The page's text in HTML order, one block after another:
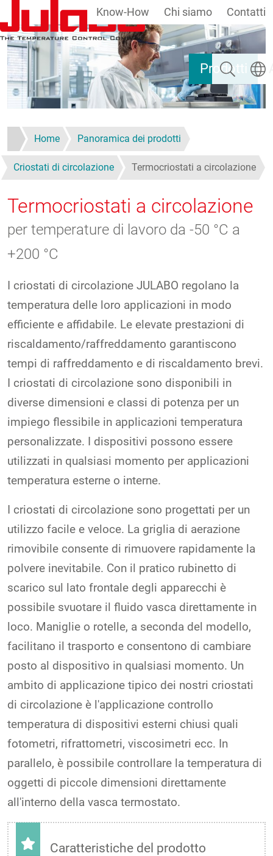
Salta al contenuto principale
Prodotti
Know-How Chi siamo Contatti
Ricerca
Home Panoramica dei prodotti
Criostati di circolazione Termocriostati a circolazione
Termocriostati a circolazione
per temperature di lavoro da -50 °C a
+200 °C
I criostati di circolazione JULABO regolano la
temperatura delle loro applicazioni in modo
efficiente e affidabile. Le elevate prestazioni di
riscaldamento/raffreddamento garantiscono
tempi di raffreddamento e di riscaldamento brevi.
I criostati di circolazione sono disponibili in
diverse dimensioni e classi di potenza per un
impiego flessibile in applicazioni temperatura
personalizzate. I dispositivi possono essere
utilizzati in qualsiasi momento per applicazioni
temperatura esterne o interne.
I criostati di circolazione sono progettati per un
utilizzo facile e veloce. La griglia di aerazione
rimovibile consente di rimuovere rapidamente la
polvere inevitabile. Con il pratico rubinetto di
scarico sul lato frontale degli apparecchi è
possibile svuotare il fluido vasca direttamente in
loco. Maniglie o rotelle, a seconda del modello,
facilitano il trasporto e consentono di cambiare
posto al dispositivo in qualsiasi momento. Un
ambito di applicazione tipico dei nostri criostati
di circolazione è l'applicazione controllo
temperatura di dispositivi esterni chiusi quali
fotometri, rifrattometri, viscosimetri ecc. In
parallelo, è possibile controllare la temperatura di
oggetti di piccole dimensioni direttamente
all'interno della vasca termostato.
Caratteristiche del prodotto